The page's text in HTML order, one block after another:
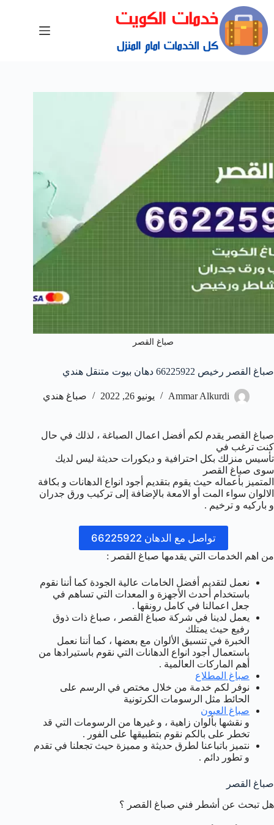
صباغ القصر
صباغ القصر رخيص 66225922 دهان بيوت متنقل هندي
Ammar Alkurdi يونيو 26, 2022 صباغ هندي
صباغ القصر يقدم لكم أفضل اعمال الصباغة ، لذلك في حال
كنت ترغب في
تأسيس منزلك بكل احترافية و ديكورات حديثة ليس لديك
سوى صباغ القصر
المتميز بأعماله حيث يقوم بتقديم أجود انواع الدهانات و بكافة
الالوان سواء المت أو الامعة بالإضافة إلى تركيب ورق جدران
و باركيه و ترخيم .
تواصل مع الدهان 66225922
من اهم الخدمات التي يقدمها صباغ القصر :
نعمل لتقديم أفضل الخامات عالية الجودة كما أننا نقوم
باستخدام أحدث الأجهزة و المعدات التي تساهم في
جعل اعمالنا في كامل رونقها .
يعمل لدينا في شركة صباغ القصر ، صباغ ذات ذوق
رفيع حيث يمتلك
الخبرة في تنسيق الألوان مع بعضها ، كما أننا نعمل
باستعمال أجود انواع الدهانات التي نقوم باستيرادها من
أهم الماركات العالمية .
صباغ المطلاع
نوفر لكم خدمة من خلال مختص في الرسم على
الحائط مثل الرسومات الكرتونية
صباغ العيون
و نقشها بألوان زاهية ، و غيرها من الرسومات التي قد
تخطر على بالكم نقوم بتطبيقها على الفور .
نتميز باتباعنا لطرق حديثة و مميزة حيث تجعلنا في تقدم
و تطور دائم .
صباغ القصر
هل تبحث عن أشطر فني صباغ القصر ؟